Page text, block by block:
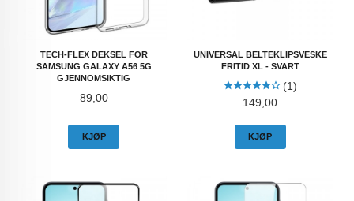
TECH-FLEX DEKSEL FOR
SAMSUNG GALAXY A56 5G
GJENNOMSIKTIG
Pris
89,00
KJØP
UNIVERSAL BELTEKLIPSVESKE
FRITID XL - SVART
(1)
Pris
149,00
KJØP